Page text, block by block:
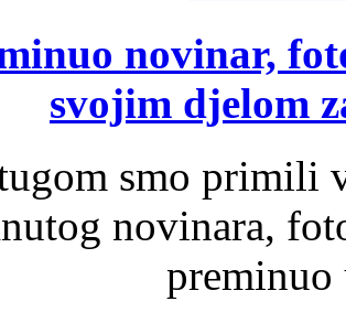
novinar,
svojim djelom
smo primili
novinara,